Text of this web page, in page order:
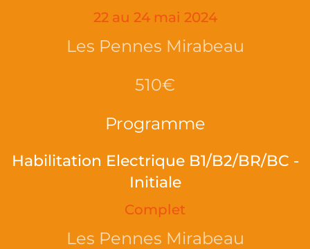
22 au 24 mai 2024
Les Pennes Mirabeau
510€
Programme
Habilitation Electrique B1/B2/BR/BC -
Initiale
Complet
Les Pennes Mirabeau